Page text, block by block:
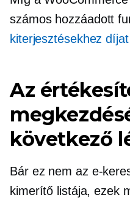
számos hozzáadott
kiterjesztésekhez
Az
következő
Bár ez nem az e-
kimerítő listája, ezek